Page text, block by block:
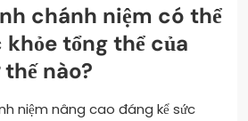
chánh niệm có thể
tổng thể của
nào?
niệm nâng cao đáng kể sức